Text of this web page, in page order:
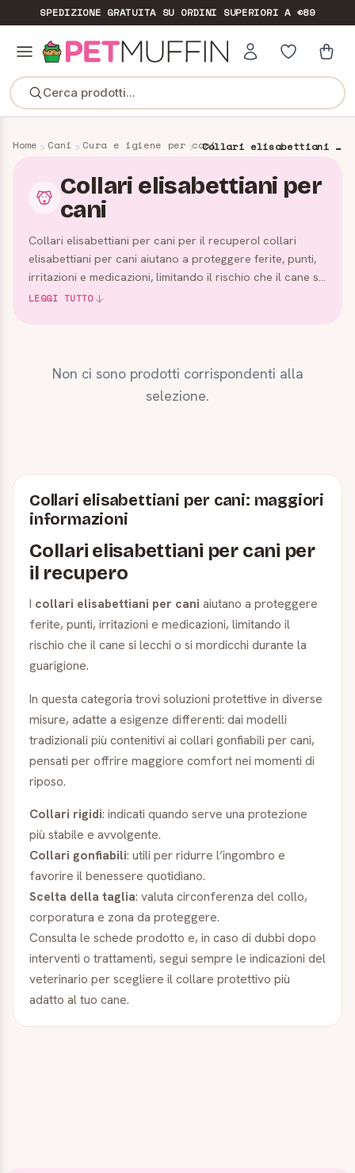
SPEDIZIONE GRATUITASU ORDINI SUPERIORI A €89
Cerca prodotti...
Home Cani Cura e igiene per cani Collari elisabettiani per cani
Collari elisabettiani per
cani
Collari elisabettiani per cani per il recuperoI collari
elisabettiani per cani aiutano a proteggere ferite, punti,
irritazioni e medicazioni, limitando il rischio che il cane si
lecchi o si mordicchi durante la guarigio…
LEGGI TUTTO
Non ci sono prodotti corrispondenti alla
selezione.
Collari elisabettiani per cani: maggiori
informazioni
Collari elisabettiani per cani per
il recupero
I collari elisabettiani per cani aiutano a proteggere
ferite, punti, irritazioni e medicazioni, limitando il
rischio che il cane si lecchi o si mordicchi durante la
guarigione.
In questa categoria trovi soluzioni protettive in diverse
misure, adatte a esigenze differenti: dai modelli
tradizionali più contenitivi ai collari gonfiabili per cani,
pensati per offrire maggiore comfort nei momenti di
riposo.
Collari rigidi: indicati quando serve una protezione
più stabile e avvolgente.
Collari gonfiabili: utili per ridurre l’ingombro e
favorire il benessere quotidiano.
Scelta della taglia: valuta circonferenza del collo,
corporatura e zona da proteggere.
Consulta le schede prodotto e, in caso di dubbi dopo
interventi o trattamenti, segui sempre le indicazioni del
veterinario per scegliere il collare protettivo più
adatto al tuo cane.